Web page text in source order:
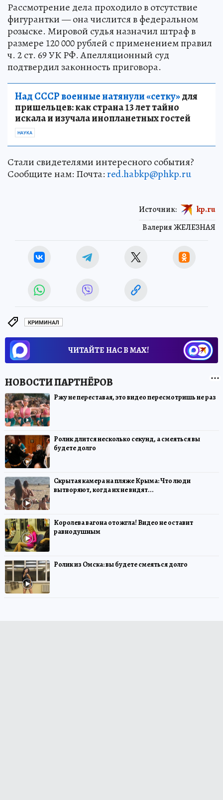
Рассмотрение дела проходило в отсутствие
фигурантки — она числится в федеральном
розыске. Мировой судья назначил штраф в
размере 120 000 рублей с применением правил
ч. 2 ст. 69 УК РФ. Апелляционный суд
подтвердил законность приговора.
Над СССР военные натянули «сетку»для
пришельцев: как страна 13 лет тайно
искала и изучала инопланетных гостей
НАУКА
Стали свидетелями интересного события?
Сообщите нам: Почта:red.habkp@phkp.ru
Валерия ЖЕЛЕЗНАЯ
Источник: kp.ru
КРИМИНАЛ
ЧИТАЙТЕ НАС В МАХ!
Ржу не переставая, это видео пересмотришь не раз
Ролик длится несколько секунд, а смеяться вы
будете долго
Скрытая камера на пляже Крыма: Что люди
вытворяют, когда их не видят...
Королева вагона отожгла! Видео не оставит
равнодушным
Ролик из Омска: вы будете смеяться долго